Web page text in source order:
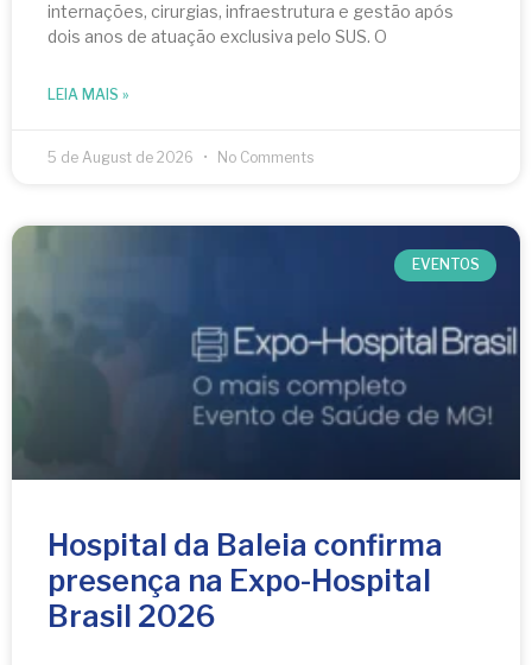
internações, cirurgias, infraestrutura e gestão após
dois anos de atuação exclusiva pelo SUS. O
LEIA MAIS »
5 de August de 2026 No Comments
EVENTOS
Hospital da Baleia confirma
presença na Expo-Hospital
Brasil 2026